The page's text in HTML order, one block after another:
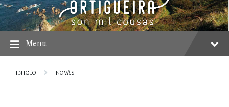
Skip
to
content
Skip
to
main
navigation
Skip
to
footer
Menu
INICIO NOVAS